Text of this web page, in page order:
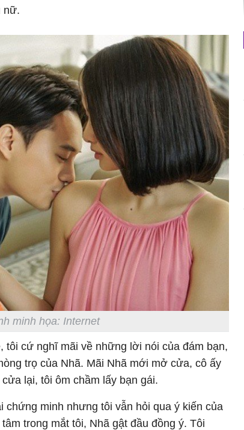
nữ.
minh họa: Internet
cứ nghĩ mãi về những lời nói của đám bạn,
trọ của Nhã. Mãi Nhã mới mở cửa, cô ấy
lại, tôi ôm chầm lấy bạn gái.
chứng minh nhưng tôi vẫn hỏi qua ý kiến của
trong mắt tôi, Nhã gật đầu đồng ý. Tôi